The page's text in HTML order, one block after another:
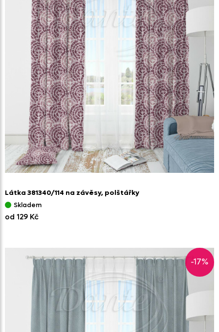
Látka 381340/114 na závěsy, polštářky
Skladem
od 129 Kč
-17%